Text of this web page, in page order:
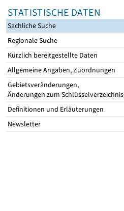
STATISTISCHE DATEN
Sachliche Suche
Regionale Suche
Kürzlich bereitgestellte Daten
Allgemeine Angaben, Zuordnungen
Gebietsveränderungen,
Änderungen zum Schlüsselverzeichnis
Definitionen und Erläuterungen
Newsletter